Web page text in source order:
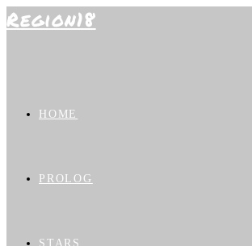
Zum
Region18
HOME
PROLOG
STARS